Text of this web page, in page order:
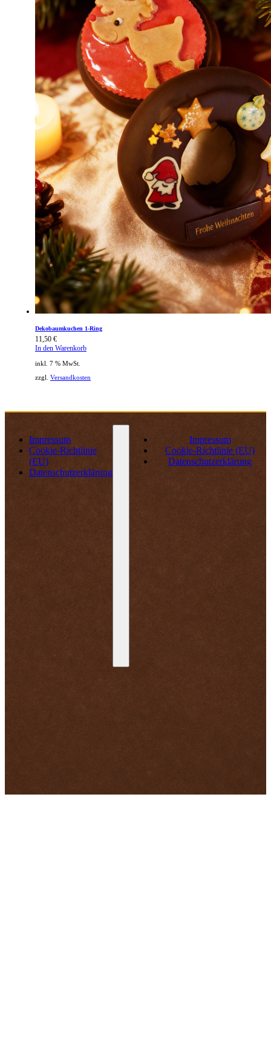
Dekobaumkuchen 1-Ring
11,50 €
In den Warenkorb
inkl. 7 % MwSt.
zzgl. Versandkosten
Impressum
Cookie-Richtlinie
(EU)
Datenschutzerklärung
Impressum
Cookie-Richtlinie (EU)
Datenschutzerklärung